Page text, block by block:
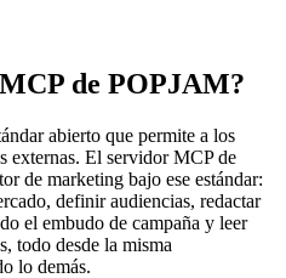
de POPJAM?
abierto que permite a los
externas. El servidor MCP de
de marketing bajo ese estándar:
definir audiencias, redactar
el embudo de campaña y leer
todo desde la misma
lo demás.